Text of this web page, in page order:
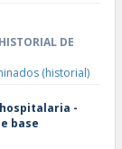
DE
(historial)
-
base